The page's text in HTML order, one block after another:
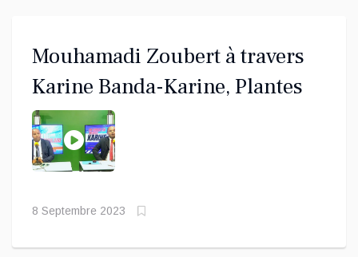
Mouhamadi Zoubert à travers
Karine Banda-Karine, Plantes
8 Septembre 2023